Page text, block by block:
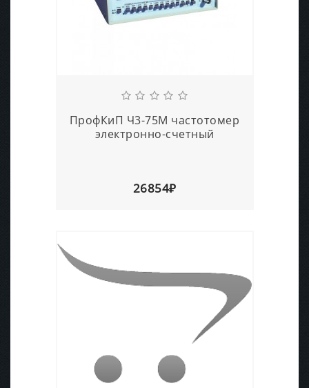
ПрофКиП Ч3-75М частотомер
электронно-счетный
26854₽